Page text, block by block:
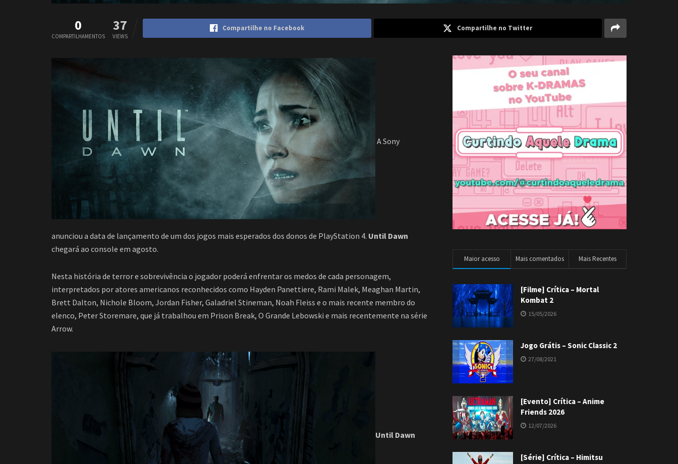
0
COMPARTILHAMENTOS
37
VIEWS
Compartilhe no Facebook Compartilhe no Twitter
A Sony
anunciou a data de lançamento de um dos jogos mais esperados dos donos de PlayStation 4. Until Dawn
chegará ao console em agosto.
Nesta história de terror e sobrevivência o jogador poderá enfrentar os medos de cada personagem,
interpretados por atores americanos reconhecidos como Hayden Panettiere, Rami Malek, Meaghan Martin,
Brett Dalton, Nichole Bloom, Jordan Fisher, Galadriel Stineman, Noah Fleiss e o mais recente membro do
elenco, Peter Storemare, que já trabalhou em Prison Break, O Grande Lebowski e mais recentemente na série
Arrow.
Until Dawn
Maior acesso Mais comentados Mais Recentes
[Filme] Crítica – Mortal
Kombat 2
15/05/2026
Jogo Grátis – Sonic Classic 2
27/08/2021
[Evento] Crítica – Anime
Friends 2026
12/07/2026
[Série] Crítica – Himitsu